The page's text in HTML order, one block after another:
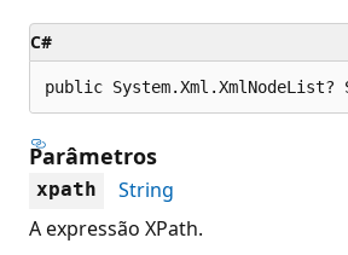
C#
public
Parâmetros
xpath
String
A expressão XPath.